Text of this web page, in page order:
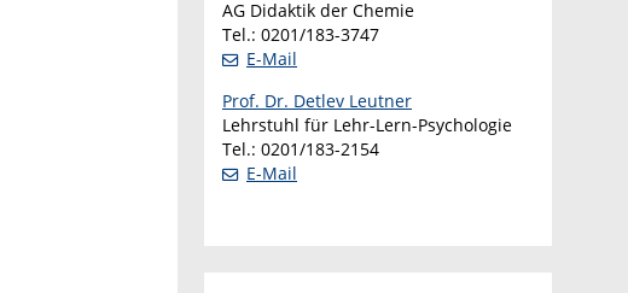
AG Didaktik der Chemie
Tel.: 0201/183-3747
E-Mail
Prof. Dr. Detlev Leutner
Lehrstuhl für Lehr-Lern-Psychologie
Tel.: 0201/183-2154
E-Mail